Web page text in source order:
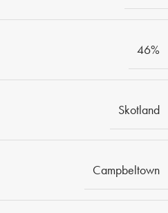
46%
Skotland
Campbeltown